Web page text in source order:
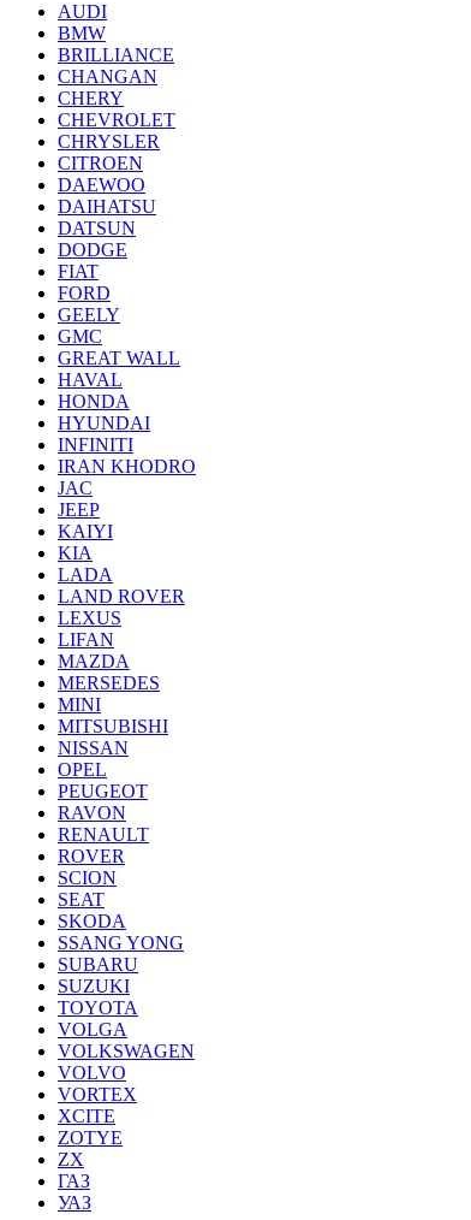
AUDI
BMW
BRILLIANCE
CHANGAN
CHERY
CHEVROLET
CHRYSLER
CITROEN
DAEWOO
DAIHATSU
DATSUN
DODGE
FIAT
FORD
GEELY
GMC
GREAT WALL
HAVAL
HONDA
HYUNDAI
INFINITI
IRAN KHODRO
JAC
JEEP
KAIYI
KIA
LADA
LAND ROVER
LEXUS
LIFAN
MAZDA
MERSEDES
MINI
MITSUBISHI
NISSAN
OPEL
PEUGEOT
RAVON
RENAULT
ROVER
SCION
SEAT
SKODA
SSANG YONG
SUBARU
SUZUKI
TOYOTA
VOLGA
VOLKSWAGEN
VOLVO
VORTEX
XCITE
ZOTYE
ZX
ГАЗ
УАЗ